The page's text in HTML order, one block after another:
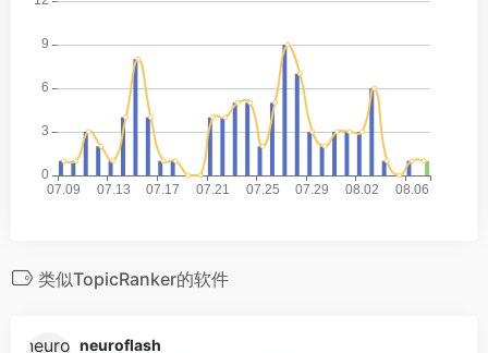
类似TopicRanker的软件
neuroflash